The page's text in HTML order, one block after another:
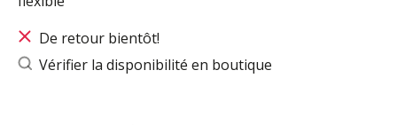
De retour bientôt!
Vérifier la disponibilité en boutique